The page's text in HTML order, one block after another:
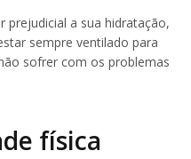
a sua hidratação,
sempre ventilado para
sofrer com os problemas
física